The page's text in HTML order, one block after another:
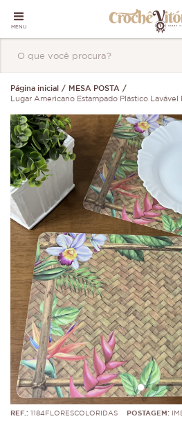
MENU
Página inicial
MESA POSTA
Lugar Americano Estampado Plástico Lavável
REF.: 1184FLORESCOLORIDAS POSTAGEM: